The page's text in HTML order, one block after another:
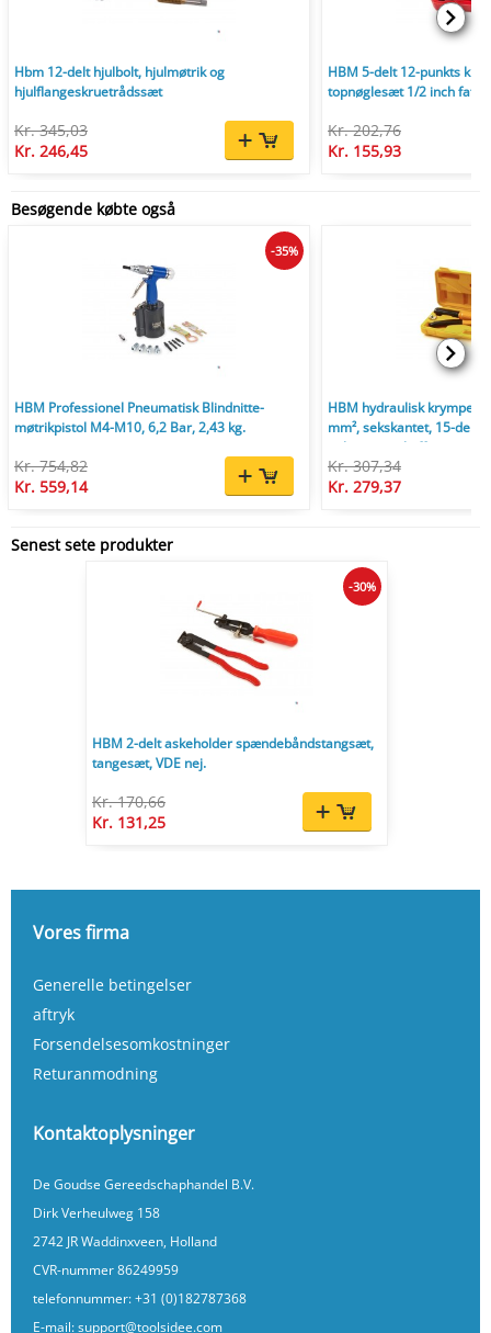
Hbm 12-delt hjulbolt, hjulmøtrik og
hjulflangeskruetrådssæt
Kr. 345,03
Kr. 246,45
HBM 5-delt 12-punkts
topnøglesæt 1/2 inch
Kr. 202,76
Kr. 155,93
Besøgende købte også
HBM Professionel Pneumatisk Blindnitte-
møtrikpistol M4-M10, 6,2 Bar, 2,43 kg.
Kr. 754,82
Kr. 559,14
-35%
HBM hydraulisk
mm², sekskantet, 15-delt,
opbevaringskuffert.
Kr. 307,34
Kr. 279,37
Senest sete produkter
HBM 2-delt askeholder spændebåndstangsæt,
tangesæt, VDE nej.
Kr. 170,66
Kr. 131,25
-30%
Vores firma
Generelle betingelser
aftryk
Forsendelsesomkostninger
Returanmodning
Kontaktoplysninger
De Goudse Gereedschaphandel B.V.
Dirk Verheulweg 158
2742 JR Waddinxveen, Holland
CVR-nummer 86249959
telefonnummer:+31 (0)182787368
E-mail:support@toolsidee.com